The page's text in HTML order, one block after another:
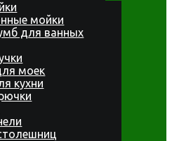
мойки
для ванных
моек
кухни